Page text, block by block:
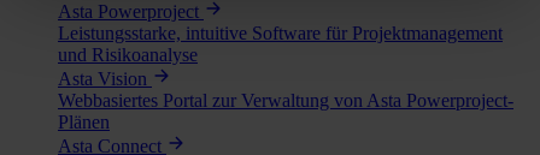
Asta Powerproject
Leistungsstarke, intuitive Software für Projektmanagement
und Risikoanalyse
Asta Vision
Webbasiertes Portal zur Verwaltung von Asta Powerproject-
Plänen
Asta Connect